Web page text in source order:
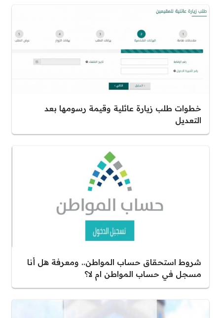
خطوات طلب زيارة عائلية وقيمة رسومها بعد
التعديل
شروط استحقاق حساب المواطن.. ومعرفة هل أنا
مسجل في حساب المواطن ام لا؟